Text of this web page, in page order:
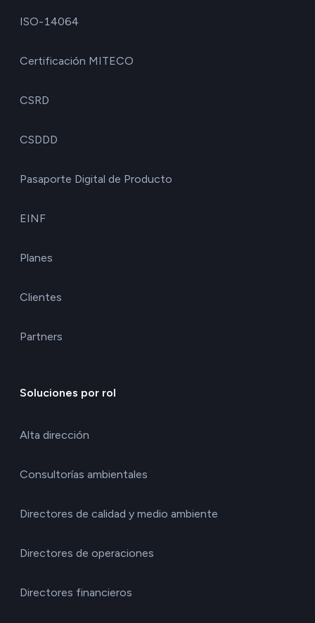
ISO-14064
Certificación MITECO
CSRD
CSDDD
Pasaporte Digital de Producto
EINF
Planes
Clientes
Partners
Soluciones por rol
Alta dirección
Consultorías ambientales
Directores de calidad y medio ambiente
Directores de operaciones
Directores financieros